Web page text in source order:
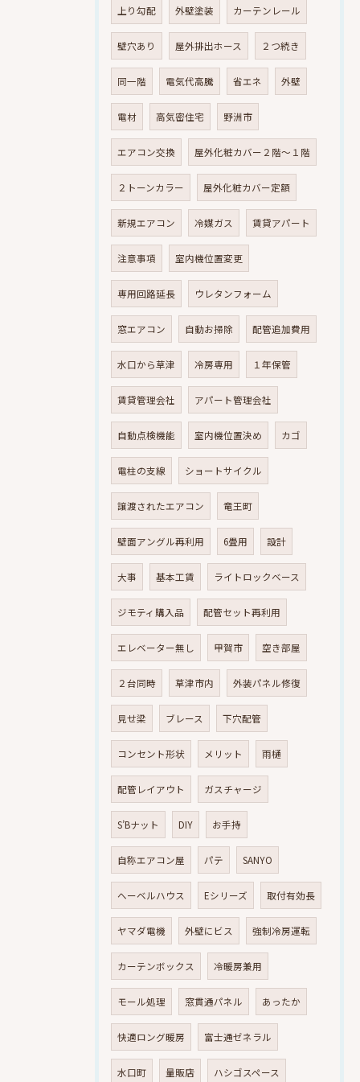
上り勾配 外壁塗装 カーテンレール
壁穴あり 屋外排出ホース ２つ続き
同一階 電気代高騰 省エネ 外壁
電材 高気密住宅 野洲市
エアコン交換 屋外化粧カバー２階～１階
２トーンカラー 屋外化粧カバー定額
新規エアコン 冷媒ガス 賃貸アパート
注意事項 室内機位置変更
専用回路延長 ウレタンフォーム
窓エアコン 自動お掃除 配管追加費用
水口から草津 冷房専用 １年保管
賃貸管理会社 アパート管理会社
自動点検機能 室内機位置決め カゴ
電柱の支線 ショートサイクル
譲渡されたエアコン 竜王町
壁面アングル再利用 6畳用 設計
大事 基本工賃 ライトロックベース
ジモティ購入品 配管セット再利用
エレベーター無し 甲賀市 空き部屋
２台同時 草津市内 外装パネル修復
見せ梁 ブレース 下穴配管
コンセント形状 メリット 雨樋
配管レイアウト ガスチャージ
S’Bナット DIY お手持
自称エアコン屋 パテ SANYO
へーベルハウス Eシリーズ 取付有効長
ヤマダ電機 外壁にビス 強制冷房運転
カーテンボックス 冷暖房兼用
モール処理 窓貫通パネル あったか
快適ロング暖房 富士通ゼネラル
水口町 量販店 ハシゴスペース